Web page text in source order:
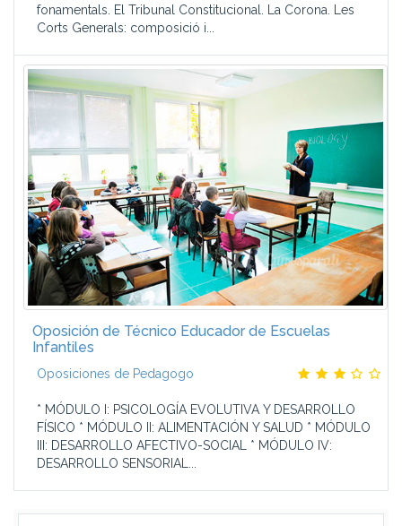
fonamentals. El Tribunal Constitucional. La Corona. Les
Corts Generals: composició i...
Oposición de Técnico Educador de Escuelas
Infantiles
Oposiciones de Pedagogo
* MÓDULO I: PSICOLOGÍA EVOLUTIVA Y DESARROLLO
FÍSICO * MÓDULO II: ALIMENTACIÓN Y SALUD * MÓDULO
III: DESARROLLO AFECTIVO-SOCIAL * MÓDULO IV:
DESARROLLO SENSORIAL...